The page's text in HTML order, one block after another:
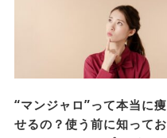
“マンジャロ”って本当に痩
せるの？使う前に知ってお